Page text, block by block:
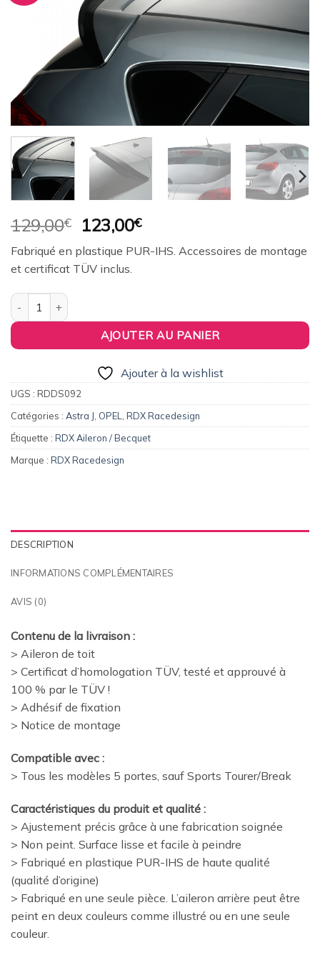
129,00€
Le
prix
initial
était :
123,00€Le
prix
actuel
Fabriqué en plastique PUR-IHS. Accessoires de montage
et certificat TÜV inclus.
quantité de Aileron / Becquet RDX pour OPEL Astra J
AJOUTER AU PANIER
Ajouter à la wishlist
UGS : RDDS092
Catégories : Astra J OPEL
RDX Racedesign
Étiquette : RDX Aileron / Becquet
Marque : RDX Racedesign
DESCRIPTION
INFORMATIONS COMPLÉMENTAIRES
AVIS (0)
Contenu de la livraison :
> Aileron de toit
> Certificat d’homologation TÜV, testé et approuvé à
100 % par le TÜV !
> Adhésif de fixation
> Notice de montage
Compatible avec :
> Tous les modèles 5 portes, sauf Sports Tourer/Break
Caractéristiques du produit et qualité :
> Ajustement précis grâce à une fabrication soignée
> Non peint. Surface lisse et facile à peindre
> Fabriqué en plastique PUR-IHS de haute qualité
(qualité d’origine)
> Fabriqué en une seule pièce. L’aileron arrière peut être
peint en deux couleurs comme illustré ou en une seule
couleur.